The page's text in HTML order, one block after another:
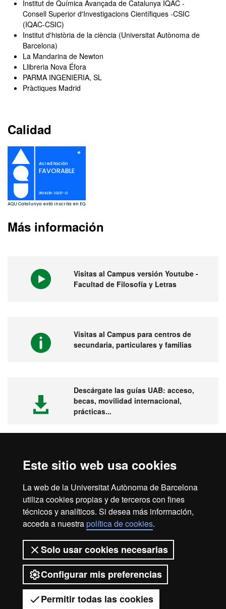
Este sitio web usa cookies
La web de la Universitat Autònoma de Barcelona
utiliza cookies propias y de terceros con fines
técnicos y analíticos. Si desea más información,
acceda a nuestrapolítica de cookies.
Solo usar cookies necesarias
Configurar mis preferencias
Permitir todas las cookies
Institut de Química Avançada de Catalunya IQAC -
Consell Superior d'Investigacions Científiques -CSIC
(IQAC-CSIC)
Institut d'història de la ciència (Universitat Autònoma de
Barcelona)
La Mandarina de Newton
Llibreria Nova Éfora
PARMA INGENIERIA, SL
Pràctiques Madrid
Calidad
Más información
Visitas al Campus versión Youtube -
Facultad de Filosofía y Letras
Visitas al Campus para centros de
secundaria, particulares y familias
Descárgate las guías UAB: acceso,
becas, movilidad internacional,
prácticas...
Visita la UAB
Accesibilidad web
Mapa del web UAB
2026 Universitat Autònoma de
Barcelona